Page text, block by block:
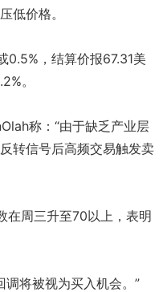
低价格。
0.5%，结算价报67.31美
。
称：“由于缺乏产业层
转信号后高频交易触发卖
在周三升至70以上，表明
调将被视为买入机会。”